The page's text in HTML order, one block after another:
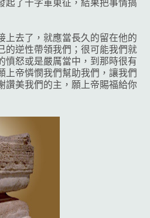
起了十字軍東征，結果把事情搞
上去了，就應當長久的留在他的
的逆性帶領我們；很可能我們就
憤怒或是嚴厲當中，到那時很有
上帝憐憫我們幫助我們，讓我們
讚美我們的主，願上帝賜福給你